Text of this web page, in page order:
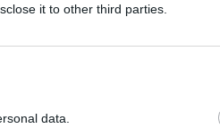
it to other third parties.
data.
delle Infrastrutture e della
Infrastrutture e della